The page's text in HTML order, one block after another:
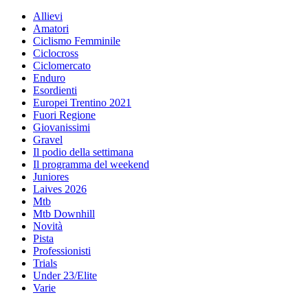
Allievi
Amatori
Ciclismo Femminile
Ciclocross
Ciclomercato
Enduro
Esordienti
Europei Trentino 2021
Fuori Regione
Giovanissimi
Gravel
Il podio della settimana
Il programma del weekend
Juniores
Laives 2026
Mtb
Mtb Downhill
Novità
Pista
Professionisti
Trials
Under 23/Elite
Varie